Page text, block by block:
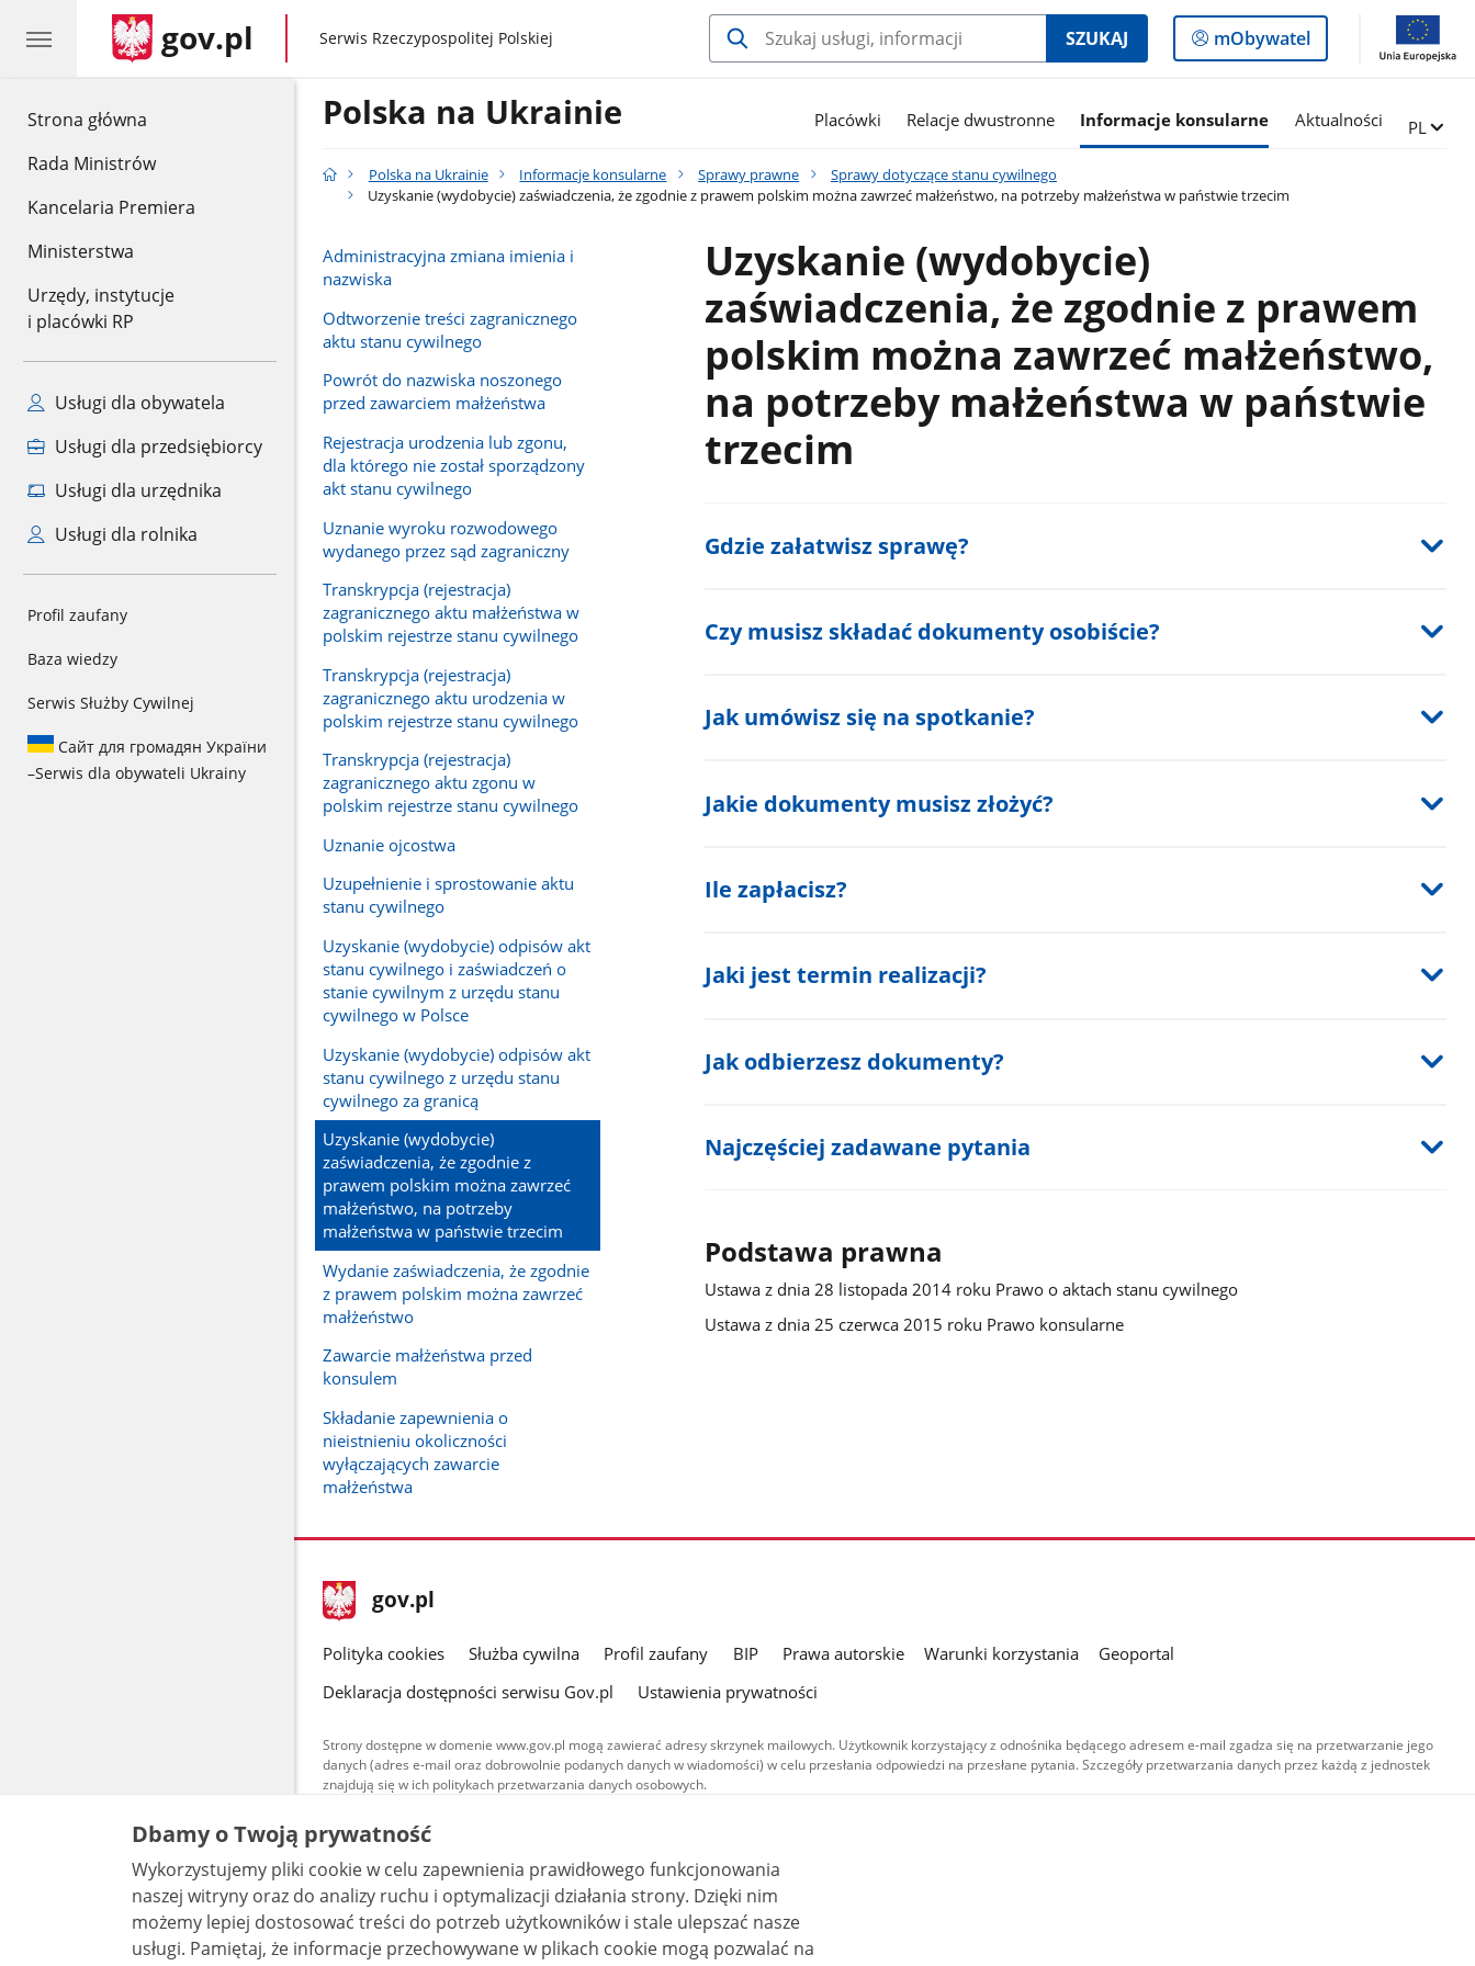
Strona główna
Rada Ministrów
Kancelaria Premiera
Ministerstwa
Urzędy, instytucje
i placówki RP
Usługi dla obywatela
Usługi dla przedsiębiorcy
Usługi dla urzędnika
Usługi dla rolnika
Profil zaufany
Baza wiedzy
Serwis Służby Cywilnej
Сайт для громадян України
–Serwis dla obywateli Ukrainy
gov.pl gov.pl
Serwis Rzeczypospolitej Polskiej SZUKAJ
Logowanie
do
mObywatel
Polska na Ukrainie Placówki Relacje dwustronne Informacje konsularne Aktualności Zmień
PL
Polska na Ukrainie Informacje konsularne Sprawy prawne
Sprawy dotyczące stanu cywilnego
Uzyskanie (wydobycie) zaświadczenia, że zgodnie z prawem polskim można zawrzeć małżeństwo, na potrzeby małżeństwa w państwie trzecim
Administracyjna zmiana imienia i
nazwiska
Odtworzenie treści zagranicznego
aktu stanu cywilnego
Powrót do nazwiska noszonego
przed zawarciem małżeństwa
Rejestracja urodzenia lub zgonu,
dla którego nie został sporządzony
akt stanu cywilnego
Uznanie wyroku rozwodowego
wydanego przez sąd zagraniczny
Transkrypcja (rejestracja)
zagranicznego aktu małżeństwa w
polskim rejestrze stanu cywilnego
Transkrypcja (rejestracja)
zagranicznego aktu urodzenia w
polskim rejestrze stanu cywilnego
Transkrypcja (rejestracja)
zagranicznego aktu zgonu w
polskim rejestrze stanu cywilnego
Uznanie ojcostwa
Uzupełnienie i sprostowanie aktu
stanu cywilnego
Uzyskanie (wydobycie) odpisów akt
stanu cywilnego i zaświadczeń o
stanie cywilnym z urzędu stanu
cywilnego w Polsce
Uzyskanie (wydobycie) odpisów akt
stanu cywilnego z urzędu stanu
cywilnego za granicą
Uzyskanie (wydobycie)
zaświadczenia, że zgodnie z
prawem polskim można zawrzeć
małżeństwo, na potrzeby
małżeństwa w państwie trzecim
Wydanie zaświadczenia, że zgodnie
z prawem polskim można zawrzeć
małżeństwo
Zawarcie małżeństwa przed
konsulem
Składanie zapewnienia o
nieistnieniu okoliczności
wyłączających zawarcie
małżeństwa
Uzyskanie (wydobycie)
zaświadczenia, że zgodnie z prawem
polskim można zawrzeć małżeństwo,
na potrzeby małżeństwa w państwie
trzecim
Gdzie załatwisz sprawę?
Czy musisz składać dokumenty osobiście?
Jak umówisz się na spotkanie?
Jakie dokumenty musisz złożyć?
Ile zapłacisz?
Jaki jest termin realizacji?
Jak odbierzesz dokumenty?
Najczęściej zadawane pytania
Podstawa prawna
Ustawa z dnia 28 listopada 2014 roku Prawo o aktach stanu cywilnego
Ustawa z dnia 25 czerwca 2015 roku Prawo konsularne
stopka
gov.pl Strona
gov.pl
gov.pl
Polityka cookies Służba cywilna Profil zaufany BIP Prawa autorskie Warunki korzystania
Geoportal
Deklaracja dostępności serwisu Gov.pl
Ustawienia prywatności
Strony dostępne w domenie www.gov.pl mogą zawierać adresy skrzynek mailowych. Użytkownik korzystający z odnośnika będącego adresem e-mail zgadza się na przetwarzanie jego
danych (adres e-mail oraz dobrowolnie podanych danych w wiadomości) w celu przesłania odpowiedzi na przesłane pytania. Szczegóły przetwarzania danych przez każdą z jednostek
znajdują się w ich politykach przetwarzania danych osobowych.
Treści tekstowe publikowane w serwisie (z wyłączeniem treści audiowizualnych), są
udostępniane na licencji typu Creative Commons: uznanie autorstwa - na tych samych
warunkach 4.0 (CC BY-SA 4.0). Materiały audiowizualne, w tym zdjęcia, materiały audio i wideo,
są udostępniane na licencji typu Creative Commons: uznanie autorstwa użycie niekomercyjne -
bez utworów zależnych 4.0 (CC BY-NC-ND 4.0), o ile nie jest to stwierdzone inaczej.
Dbamy o Twoją prywatność
Wykorzystujemy pliki cookie w celu zapewnienia prawidłowego funkcjonowania
naszej witryny oraz do analizy ruchu i optymalizacji działania strony. Dzięki nim
możemy lepiej dostosować treści do potrzeb użytkowników i stale ulepszać nasze
usługi. Pamiętaj, że informacje przechowywane w plikach cookie mogą pozwalać na